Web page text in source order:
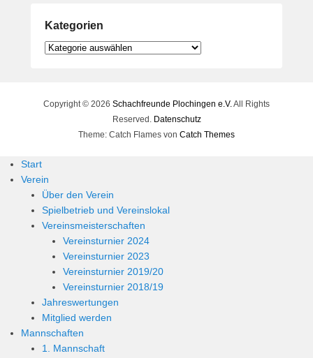
n
B
e
h
a
r
t
i
Kategorien
Kategorien
Copyright © 2026 Schachfreunde Plochingen e.V.All Rights
Reserved. Datenschutz
Theme: Catch Flames von Catch Themes
Start
Verein
Über den Verein
Spielbetrieb und Vereinslokal
Vereinsmeisterschaften
Vereinsturnier 2024
Vereinsturnier 2023
Vereinsturnier 2019/20
Vereinsturnier 2018/19
Jahreswertungen
Mitglied werden
Mannschaften
1. Mannschaft